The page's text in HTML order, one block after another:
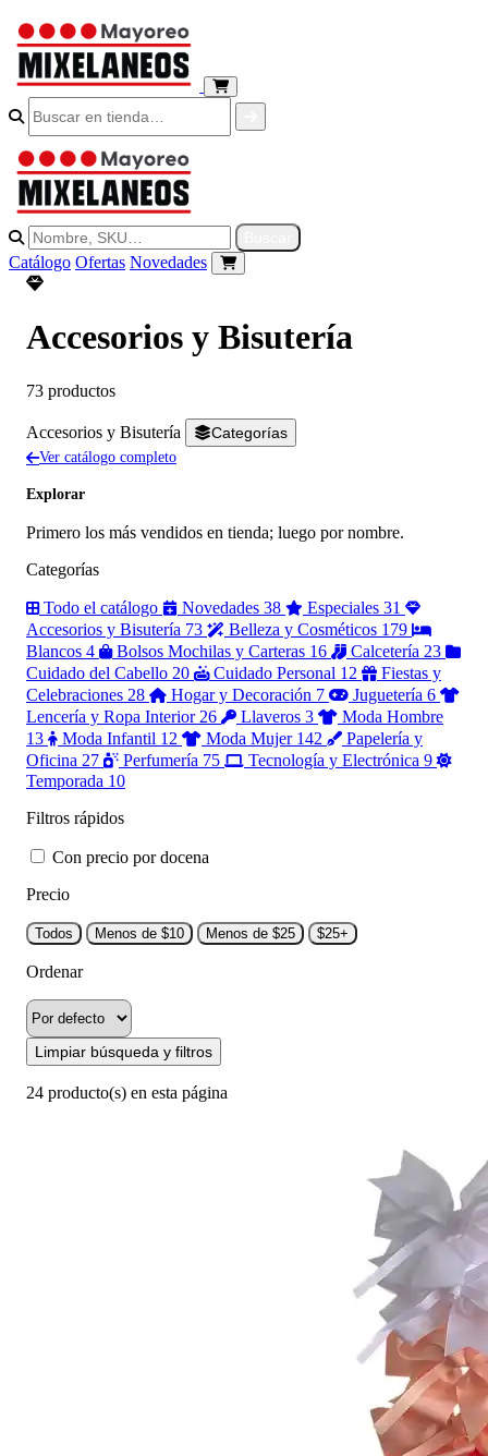
Buscar productos
Buscar productos
Catálogo Ofertas Novedades
Accesorios y Bisutería
73 productos
Accesorios y Bisutería Categorías
Ver catálogo completo
Explorar
Primero los más vendidos en tienda; luego por nombre.
Categorías
Todo el catálogo Novedades 38 Especiales 31
Accesorios y Bisutería 73 Belleza y Cosméticos 179
Blancos 4 Bolsos Mochilas y Carteras 16 Calcetería 23
Cuidado del Cabello 20 Cuidado Personal 12
Fiestas y
Celebraciones 28 Hogar y Decoración 7 Juguetería 6
Lencería y Ropa Interior 26 Llaveros 3
Moda Hombre
13
Moda Infantil 12 Moda Mujer 142
Papelería y
Oficina 27 Perfumería 75 Tecnología y Electrónica 9
Temporada 10
Filtros rápidos
Con precio por docena
Precio
Todos Menos de $10 Menos de $25 $25+
Ordenar
Limpiar búsqueda y filtros
24 producto(s) en esta página